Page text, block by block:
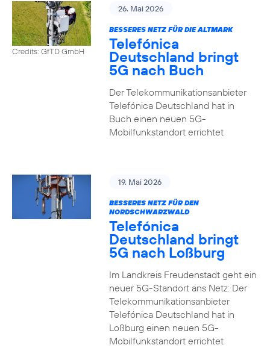
Credits: GfTD GmbH
26. Mai 2026
BESSERES NETZ FÜR DIE ALTMARK
Telefónica
Deutschland bringt
5G nach Buch
Der Telekommunikationsanbieter
Telefónica Deutschland hat in
Buch einen neuen 5G-
Mobilfunkstandort errichtet
19. Mai 2026
BESSERES NETZ FÜR DEN
NORDSCHWARZWALD
Telefónica
Deutschland bringt
5G nach Loßburg
Im Landkreis Freudenstadt geht ein
neuer 5G-Standort ans Netz: Der
Telekommunikationsanbieter
Telefónica Deutschland hat in
Loßburg einen neuen 5G-
Mobilfunkstandort errichtet